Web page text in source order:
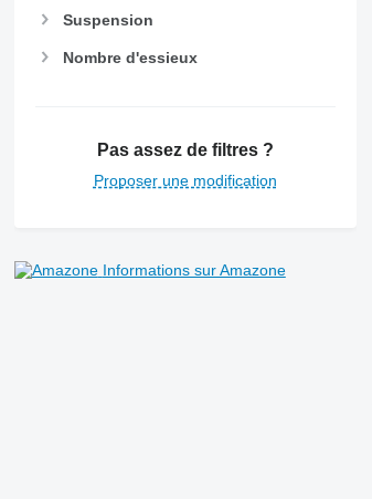
Suspension
Nombre d'essieux
Pas assez de filtres ?
Proposer une modification
Informations sur Amazone